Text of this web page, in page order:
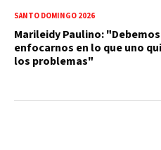
SANTO DOMINGO 2026
Marileidy Paulino: "Debemos
enfocarnos en lo que uno
los problemas"